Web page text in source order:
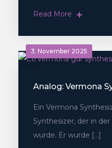
Read More
3. November 2025
Analog: Vermona
Ein Vermona
Synthesizer, der in
wurde. Er wurde […]